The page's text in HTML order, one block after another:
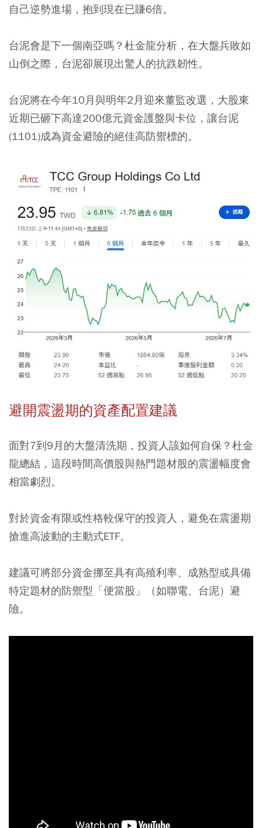
自己逆勢進場，抱到現在已賺6倍。
台泥會是下一個南亞嗎？杜金龍分析，在大盤兵敗如
山倒之際，台泥卻展現出驚人的抗跌韌性。
台泥將在今年10月與明年2月迎來董監改選，大股東
近期已砸下高達200億元資金護盤與卡位，讓台泥
(1101)成為資金避險的絕佳高防禦標的。
避開震盪期的資產配置建議
面對7到9月的大盤清洗期，投資人該如何自保？杜金
龍總結，這段時間高價股與熱門題材股的震盪幅度會
相當劇烈。
對於資金有限或性格較保守的投資人，避免在震盪期
搶進高波動的主動式ETF。
建議可將部分資金挪至具有高殖利率、成熟型或具備
特定題材的防禦型「便當股」（如聯電、台泥）避
險。